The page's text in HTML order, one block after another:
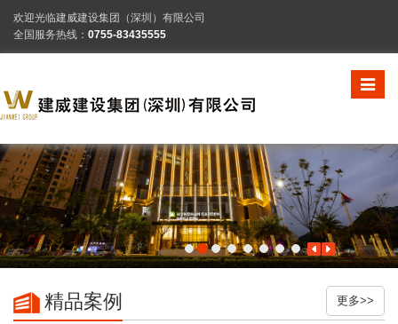
欢迎光临建威建设集团（深圳）有限公司
全国服务热线： 0755-83435555
Toggle
精品案例 更多>>